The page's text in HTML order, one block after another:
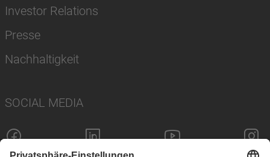
Investor Relations
Presse
Nachhaltigkeit
SOCIAL MEDIA